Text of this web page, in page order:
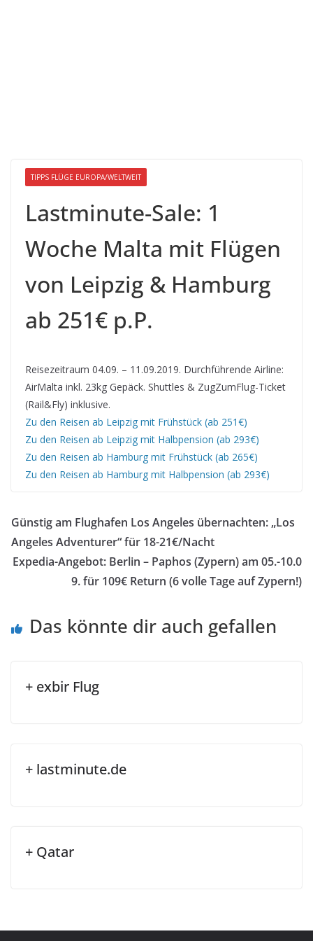
TIPPS FLÜGE EUROPA/WELTWEIT
Lastminute-Sale: 1
Woche Malta mit Flügen
von Leipzig & Hamburg
ab 251€ p.P.
Reisezeitraum 04.09. – 11.09.2019. Durchführende Airline:
AirMalta inkl. 23kg Gepäck. Shuttles & ZugZumFlug-Ticket
(Rail&Fly) inklusive.
Zu den Reisen ab Leipzig mit Frühstück (ab 251€)
Zu den Reisen ab Leipzig mit Halbpension (ab 293€)
Zu den Reisen ab Hamburg mit Frühstück (ab 265€)
Zu den Reisen ab Hamburg mit Halbpension (ab 293€)
Günstig am Flughafen Los Angeles übernachten: „Los
Angeles Adventurer“ für 18-21€/Nacht
Expedia-Angebot: Berlin – Paphos (Zypern) am 05.-10.0
9. für 109€ Return (6 volle Tage auf Zypern!)
Das könnte dir auch gefallen
+ exbir Flug
+ lastminute.de
+ Qatar